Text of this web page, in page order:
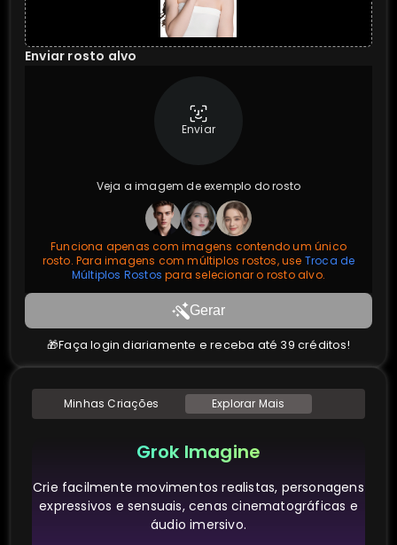
Enviar rosto alvo
Enviar
Veja a imagem de exemplo do rosto
Funciona apenas com imagens contendo um único
rosto. Para imagens com múltiplos rostos, use Troca de
Múltiplos Rostospara selecionar o rosto alvo.
Gerar
🎁Faça login diariamente e receba até 39 créditos!
Minhas Criações Explorar Mais
Grok Imagine
Crie facilmente movimentos realistas, personagens
expressivos e sensuais, cenas cinematográficas e
áudio imersivo.